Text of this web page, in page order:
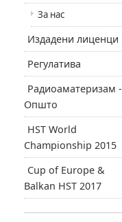
За нас
Издадени лиценци
Регулатива
Радиоаматеризам -
Општо
HST World
Championship 2015
Cup of Europe &
Balkan HST 2017